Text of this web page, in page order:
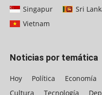
Singapur
Sri
Vietnam
Noticias por temática
Hoy Política Economía
Cultura
Tecnología